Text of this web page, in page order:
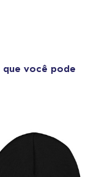
que você pode